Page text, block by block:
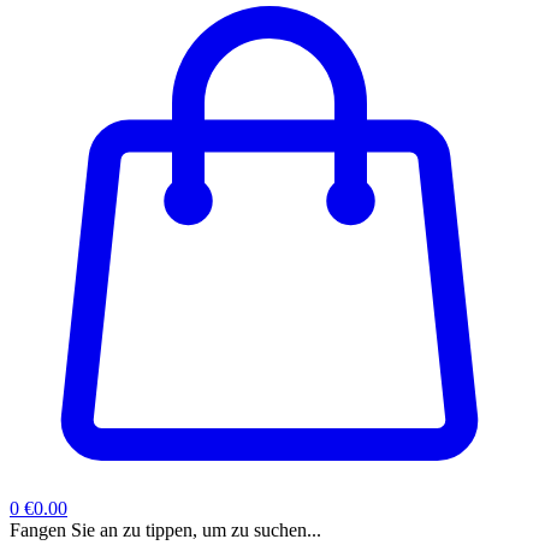
0 €0.00
Fangen Sie an zu tippen, um zu suchen...